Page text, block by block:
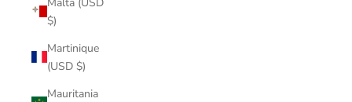
$)
Martinique
(USD $)
Mauritania